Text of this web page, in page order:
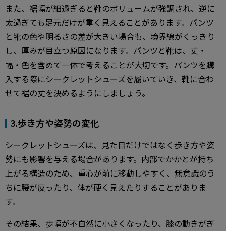
また、裾幅が細過ぎると靴のボリュームが強調され、逆に
太過ぎても足元だけが重く見えることがあります。パンツ
と靴の色や明るさの差が大きい場合も、境界線がくっきり
し、厚みが目立つ原因になります。パンツと靴は、丈・
幅・色を含めて一体で考えることが大切です。パンツを購
入する際にシークレットシューズを履いていき、靴に合わ
せて裾の丈を決めるようにしましょう。
3.歩き方や姿勢の変化
シークレットシューズは、見た目だけではなく歩き方や姿
勢にも影響を与える場合があります。内部でかかとが持ち
上がる構造のため、重心が前に移動しやすく、無意識のう
ちに腰が反ったり、体が硬く見えたりすることがありま
す。
その結果、歩幅が不自然に小さくなったり、膝の動きがぎ